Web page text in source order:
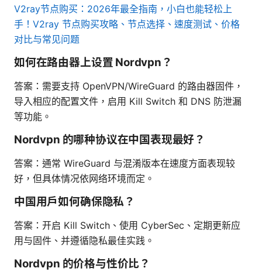
V2ray节点购买：2026年最全指南，小白也能轻松上
手！V2ray 节点购买攻略、节点选择、速度测试、价格
对比与常见问题
如何在路由器上设置 Nordvpn？
答案：需要支持 OpenVPN/WireGuard 的路由器固件，
导入相应的配置文件，启用 Kill Switch 和 DNS 防泄漏
等功能。
Nordvpn 的哪种协议在中国表现最好？
答案：通常 WireGuard 与混淆版本在速度方面表现较
好，但具体情况依网络环境而定。
中国用户如何确保隐私？
答案：开启 Kill Switch、使用 CyberSec、定期更新应
用与固件、并遵循隐私最佳实践。
Nordvpn 的价格与性价比？